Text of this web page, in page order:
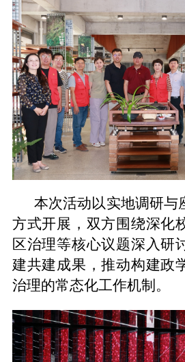
本次活动以实地调研与
方式开展，双方围绕深化
区治理等核心议题深入研
建共建成果，推动构建政
治理的常态化工作机制。